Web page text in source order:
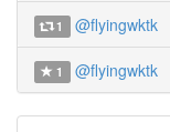
1 @flyingwktk
1 @flyingwktk